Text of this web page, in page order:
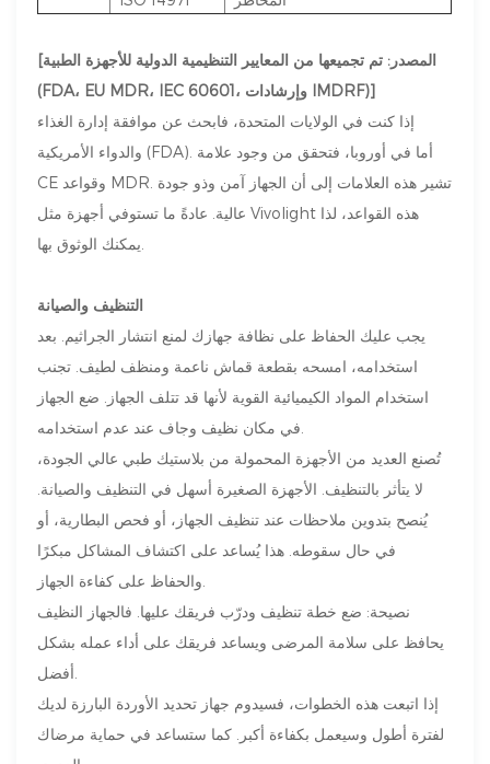
[المصدر: تم تجميعها من المعايير التنظيمية الدولية للأجهزة الطبية
(FDA، EU MDR، IEC 60601، وإرشادات IMDRF)]
إذا كنت في الولايات المتحدة، فابحث عن موافقة إدارة الغذاء
والدواء الأمريكية (FDA). أما في أوروبا، فتحقق من وجود علامة
CE وقواعد MDR. تشير هذه العلامات إلى أن الجهاز آمن وذو جودة
عالية. عادةً ما تستوفي أجهزة مثل Vivolight هذه القواعد، لذا
التنظيف والصيانة
يجب عليك الحفاظ على نظافة جهازك لمنع انتشار الجراثيم. بعد
استخدامه، امسحه بقطعة قماش ناعمة ومنظف لطيف. تجنب
استخدام المواد الكيميائية القوية لأنها قد تتلف الجهاز. ضع الجهاز
تُصنع العديد من الأجهزة المحمولة من بلاستيك طبي عالي الجودة،
لا يتأثر بالتنظيف. الأجهزة الصغيرة أسهل في التنظيف والصيانة.
يُنصح بتدوين ملاحظات عند تنظيف الجهاز، أو فحص البطارية، أو
في حال سقوطه. هذا يُساعد على اكتشاف المشاكل مبكرًا
نصيحة: ضع خطة تنظيف ودرّب فريقك عليها. فالجهاز النظيف
يحافظ على سلامة المرضى ويساعد فريقك على أداء عمله بشكل
إذا اتبعت هذه الخطوات، فسيدوم جهاز تحديد الأوردة البارزة لديك
لفترة أطول وسيعمل بكفاءة أكبر. كما ستساعد في حماية مرضاك